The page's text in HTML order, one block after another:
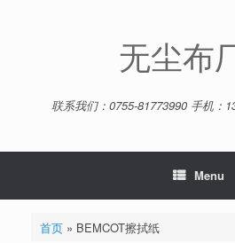
无尘布
联系我们：0755-81773990 手机：
Menu
首页» BEMCOT擦拭纸